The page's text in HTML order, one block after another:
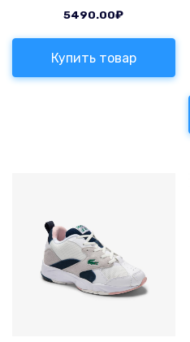
5490.00₽
Купить товар